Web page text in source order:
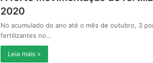
2020
No acumulado do ano até o mês de outubro, 3
fertilizantes no…
Leia mais »